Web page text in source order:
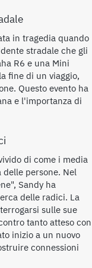
in tragedia quando
stradale che gli
R6 e una Mini
fine di un viaggio,
Questo evento ha
e l'importanza di
di come i media
persone. Nel
Sandy ha
delle radici. La
sulle sue
tanto atteso con
inizio a un nuovo
connessioni